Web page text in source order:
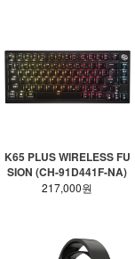
K65 PLUS WIRELESS FU
SION (CH-91D441F-NA)
217,000원